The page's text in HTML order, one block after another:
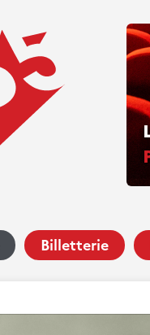
Billetterie